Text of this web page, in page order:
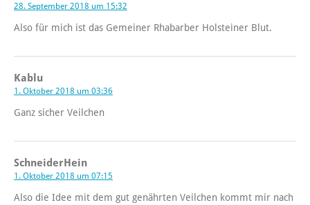
28. September 2018 um 15:32
Also für mich ist das Gemeiner Rhabarber Holsteiner Blut.
Kablu
1. Oktober 2018 um 03:36
Ganz sicher Veilchen
SchneiderHein
1. Oktober 2018 um 07:15
Also die Idee mit dem gut genährten Veilchen kommt mir nach